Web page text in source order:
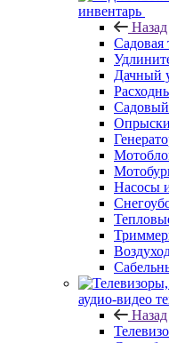
инвентарь
Назад
Садовая
Дачный
Садовый
Насосы
аудио-видео
Назад